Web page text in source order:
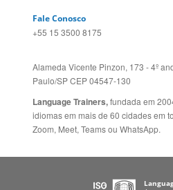
Fale Conosco
+55 15 3500 8175
Alameda Vicente Pinzon, 173 - 4º
Paulo/SP CEP 04547-130
Language Trainers,fundada em
idiomas em mais de 60 cidades em
Zoom, Meet, Teams ou WhatsApp.